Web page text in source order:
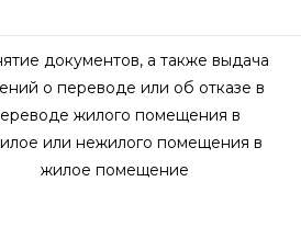
документов, а также выдача
о переводе или об отказе в
жилого помещения в
или нежилого помещения в
жилое помещение